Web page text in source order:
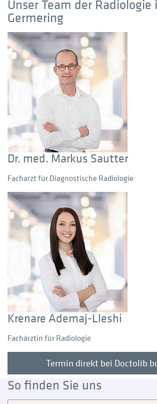
Unser Team der Radiologie
Germering
Dr. med. Markus Sautter
Facharzt für Diagnostische Radiologie
Krenare Ademaj-Lleshi
Fachärztin für Radiologie
Termin direkt bei Doctolib
So finden Sie uns